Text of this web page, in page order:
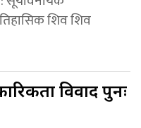
शिव शिव
विवाद पुनः